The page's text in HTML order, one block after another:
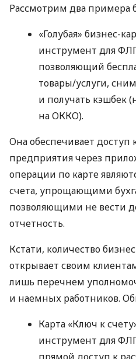
Рассмотрим два примера
«Голубая» бизнес-
инструмент для
позволяющий
товары/услуги,
и получать кэшбек
на ОККО).
Она обеспечивает доступ
предприятия через
операции по карте
счета, упрощающими
позволяющими не вести
отчетность.
Кстати, количество
открывает своим
лишь перечнем
и наемных работников.
Карта «Ключ к
инструмент для